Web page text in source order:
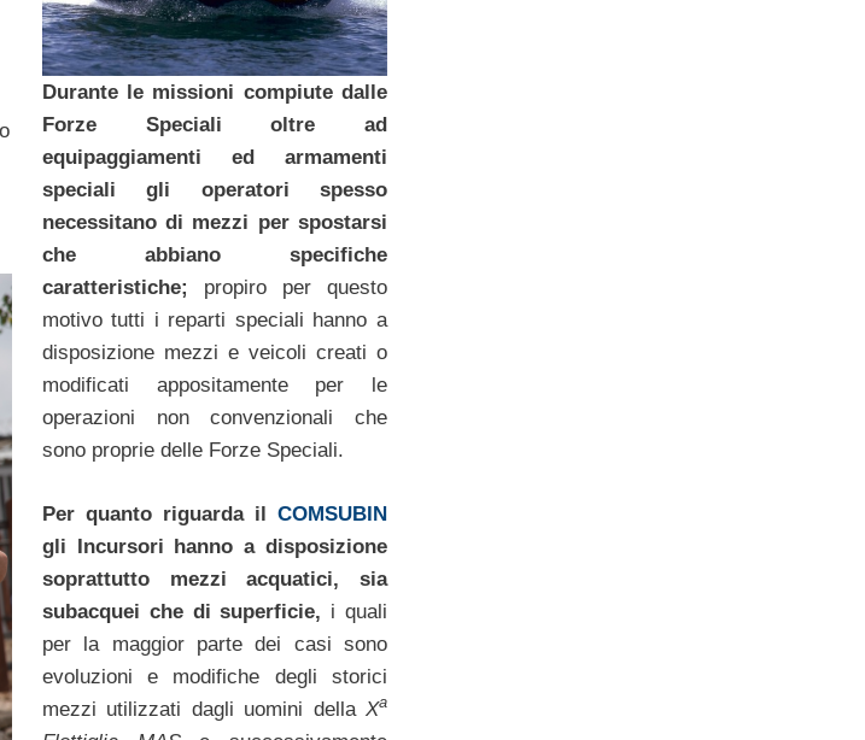
Durante le missioni compiute dalle
Forze Speciali oltre ad
equipaggiamenti ed armamenti
speciali gli operatori spesso
necessitano di mezzi per spostarsi
che abbiano specifiche
caratteristiche;
propiro per questo
motivo tutti i reparti speciali hanno a
disposizione mezzi e veicoli creati o
modificati appositamente per le
operazioni non convenzionali che
sono proprie delle Forze Speciali.
Per quanto riguarda il COMSUBIN
gli Incursori hanno a disposizione
soprattutto mezzi acquatici, sia
subacquei che di superficie, i quali
per la maggior parte dei casi sono
evoluzioni e modifiche degli storici
mezzi utilizzati dagli uomini della Xa